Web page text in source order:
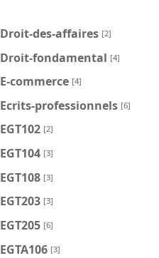
Droit-des-affaires [2]
Droit-fondamental [4]
E-commerce [4]
Ecrits-professionnels [6]
EGT102 [2]
EGT104 [3]
EGT108 [3]
EGT203 [3]
EGT205 [6]
EGTA106 [3]